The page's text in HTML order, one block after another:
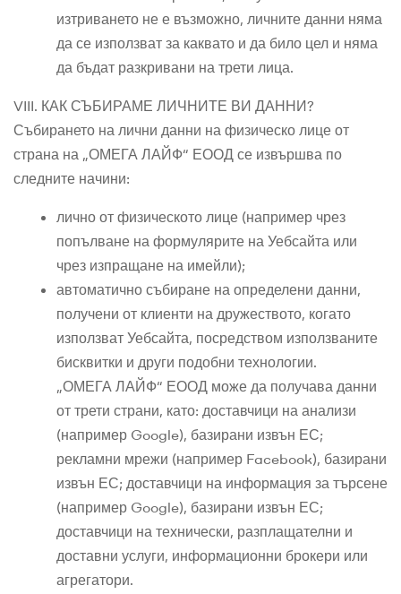
изтриването не е възможно, личните данни няма
да се използват за каквато и да било цел и няма
да бъдат разкривани на трети лица.
VIII. КАК СЪБИРАМЕ ЛИЧНИТЕ ВИ ДАННИ?
Събирането на лични данни на физическо лице от
страна на „ОМЕГА ЛАЙФ“ ЕООД се извършва по
следните начини:
лично от физическото лице (например чрез
попълване на формулярите на Уебсайта или
чрез изпращане на имейли);
автоматично събиране на определени данни,
получени от клиенти на дружеството, когато
използват Уебсайта, посредством използваните
бисквитки и други подобни технологии.
„ОМЕГА ЛАЙФ“ ЕООД може да получава данни
от трети страни, като: доставчици на анализи
(например Google), базирани извън ЕС;
рекламни мрежи (например Facebook), базирани
извън ЕС; доставчици на информация за търсене
(например Google), базирани извън ЕС;
доставчици на технически, разплащателни и
доставни услуги, информационни брокери или
агрегатори.